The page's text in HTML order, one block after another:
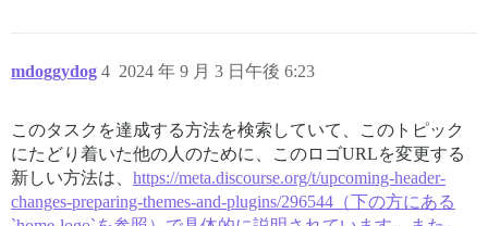
mdoggydog 2024 年 9 月 3 日午後 6:23
4
このタスクを達成する方法を検索していて、このトピック
にたどり着いた他の人のために、このロゴURLを変更する
新しい方法は、 https://meta.discourse.org/t/upcoming-header-
changes-preparing-themes-and-plugins/296544（下の方にある